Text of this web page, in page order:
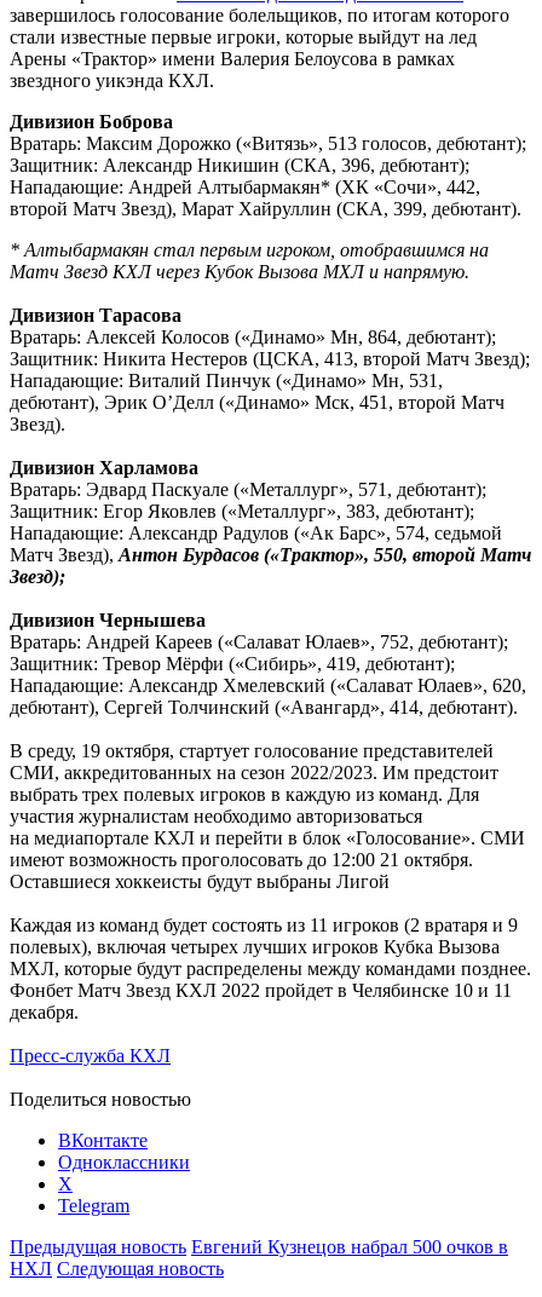
завершилось голосование болельщиков, по итогам которого
стали известные первые игроки, которые выйдут на лед
Арены «Трактор» имени Валерия Белоусова в рамках
звездного уикэнда КХЛ.
Дивизион Боброва
Вратарь: Максим Дорожко («Витязь», 513 голосов, дебютант);
Защитник: Александр Никишин (СКА, 396, дебютант);
Нападающие: Андрей Алтыбармакян* (ХК «Сочи», 442,
второй Матч Звезд), Марат Хайруллин (СКА, 399, дебютант).
* Алтыбармакян стал первым игроком, отобравшимся на
Матч Звезд КХЛ через Кубок Вызова МХЛ и напрямую.
Дивизион Тарасова
Вратарь: Алексей Колосов («Динамо» Мн, 864, дебютант);
Защитник: Никита Нестеров (ЦСКА, 413, второй Матч Звезд);
Нападающие: Виталий Пинчук («Динамо» Мн, 531,
дебютант), Эрик О’Делл («Динамо» Мск, 451, второй Матч
Звезд).
Дивизион Харламова
Вратарь: Эдвард Паскуале («Металлург», 571, дебютант);
Защитник: Егор Яковлев («Металлург», 383, дебютант);
Нападающие: Александр Радулов («Ак Барс», 574, седьмой
Матч Звезд), Антон Бурдасов («Трактор», 550, второй Матч
Звезд);
Дивизион Чернышева
Вратарь: Андрей Кареев («Салават Юлаев», 752, дебютант);
Защитник: Тревор Мёрфи («Сибирь», 419, дебютант);
Нападающие: Александр Хмелевский («Салават Юлаев», 620,
дебютант), Сергей Толчинский («Авангард», 414, дебютант).
В среду, 19 октября, стартует голосование представителей
СМИ, аккредитованных на сезон 2022/2023. Им предстоит
выбрать трех полевых игроков в каждую из команд. Для
участия журналистам необходимо авторизоваться
на медиапортале КХЛ и перейти в блок «Голосование». СМИ
имеют возможность проголосовать до 12:00 21 октября.
Оставшиеся хоккеисты будут выбраны Лигой
Каждая из команд будет состоять из 11 игроков (2 вратаря и 9
полевых), включая четырех лучших игроков Кубка Вызова
МХЛ, которые будут распределены между командами позднее.
Фонбет Матч Звезд КХЛ 2022 пройдет в Челябинске 10 и 11
декабря.
Пресс-служба КХЛ
Поделиться новостью
ВКонтакте
Одноклассники
X
Telegram
Предыдущая новость Евгений Кузнецов набрал 500 очков в
НХЛ Следующая новость